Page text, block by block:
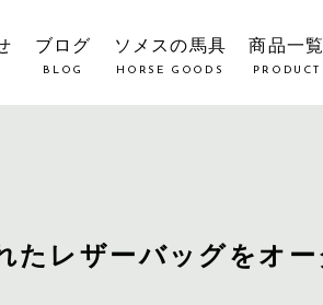
ブログ
BLOG
ソメスの馬具
HORSE GOODS
商品一
PRODUCT
たレザーバッグをオ